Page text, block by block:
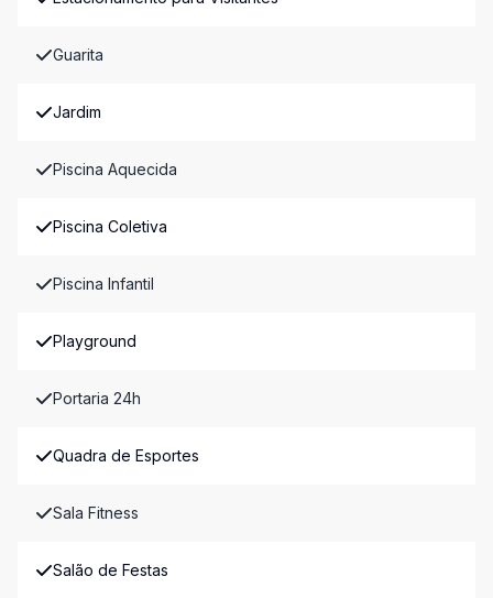
Guarita
Jardim
Piscina Aquecida
Piscina Coletiva
Piscina Infantil
Playground
Portaria 24h
Quadra de Esportes
Sala Fitness
Salão de Festas